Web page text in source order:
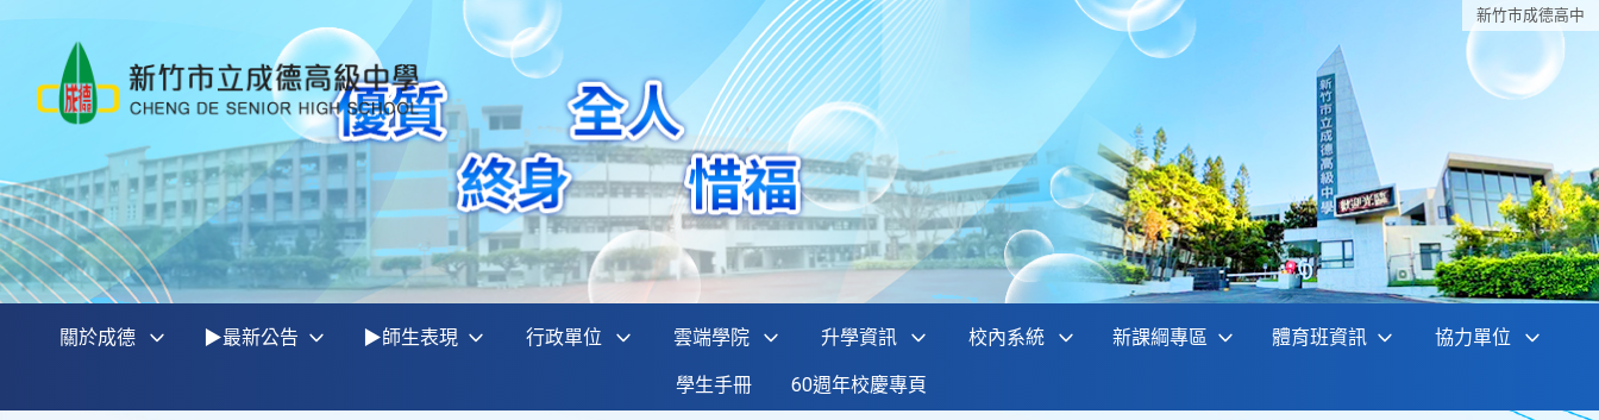
新竹巿成德高中
關於成德 ▶最新公告 ▶師生表現 行政單位 雲端學院 升學資訊 校內系統 新課綱專區 體育班資訊 協力單位
學生手冊 60週年校慶專頁